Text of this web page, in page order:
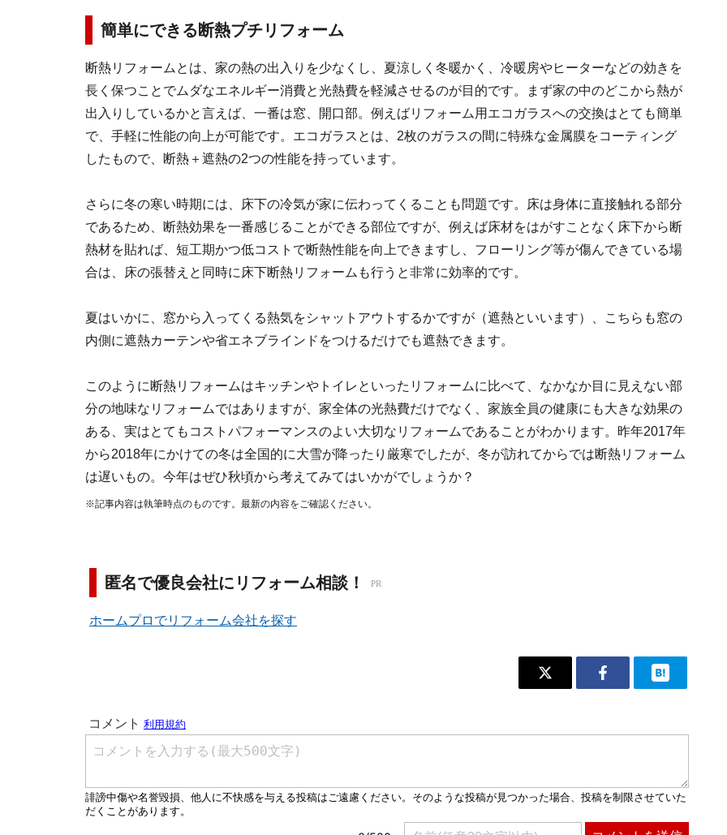
簡単にできる断熱プチリフォーム
断熱リフォームとは、家の熱の出入りを少なくし、夏涼しく冬暖かく、冷暖房やヒーターなどの効きを
長く保つことでムダなエネルギー消費と光熱費を軽減させるのが目的です。まず家の中のどこから熱が
出入りしているかと言えば、一番は窓、開口部。例えばリフォーム用エコガラスへの交換はとても簡単
で、手軽に性能の向上が可能です。エコガラスとは、2枚のガラスの間に特殊な金属膜をコーティング
したもので、断熱＋遮熱の2つの性能を持っています。
さらに冬の寒い時期には、床下の冷気が家に伝わってくることも問題です。床は身体に直接触れる部分
であるため、断熱効果を一番感じることができる部位ですが、例えば床材をはがすことなく床下から断
熱材を貼れば、短工期かつ低コストで断熱性能を向上できますし、フローリング等が傷んできている場
合は、床の張替えと同時に床下断熱リフォームも行うと非常に効率的です。
夏はいかに、窓から入ってくる熱気をシャットアウトするかですが（遮熱といいます）、こちらも窓の
内側に遮熱カーテンや省エネブラインドをつけるだけでも遮熱できます。
このように断熱リフォームはキッチンやトイレといったリフォームに比べて、なかなか目に見えない部
分の地味なリフォームではありますが、家全体の光熱費だけでなく、家族全員の健康にも大きな効果の
ある、実はとてもコストパフォーマンスのよい大切なリフォームであることがわかります。昨年2017年
から2018年にかけての冬は全国的に大雪が降ったり厳寒でしたが、冬が訪れてからでは断熱リフォーム
は遅いもの。今年はぜひ秋頃から考えてみてはいかがでしょうか？
※記事内容は執筆時点のものです。最新の内容をご確認ください。
匿名で優良会社にリフォーム相談！
ホームプロでリフォーム会社を探す